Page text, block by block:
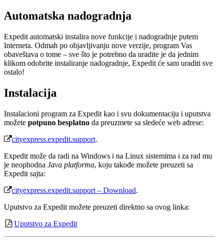
Automatska nadogradnja
Expedit automatski instalira nove funkcije i nadogradnje putem
Interneta. Odmah po objavljivanju nove verzije, program Vas
obaveštava o tome – sve što je potrebno da uradite je da jednim
klikom odobrite instaliranje nadogradnje, Expedit će sam uraditi sve
ostalo!
Instalacija
Instalacioni program za Expedit kao i svu dokumentaciju i uputstva
možete potpuno besplatno da preuzmete sa sledeće web adrese:
cityexpress.expedit.support.
Expedit može da radi na Windows i na Linux sistemima i za rad mu
je neophodna Java platforma, koju takođe možete preuzeti sa
Expedit sajta:
cityexpress.expedit.support – Download.
Uputstvo za Expedit možete preuzeti direktno sa ovog linka:
Uputstvo za Expedit